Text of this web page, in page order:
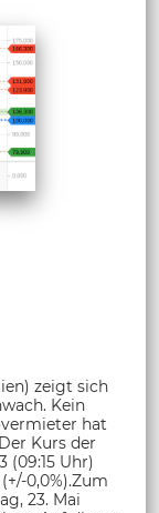
zeigt sich
Kein
hat
Kurs der
(09:15 Uhr)
0,0%).Zum
23. Mai